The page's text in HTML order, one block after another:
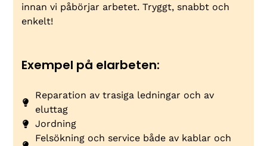
innan vi påbörjar arbetet. Tryggt, snabbt och
enkelt!
Exempel på elarbeten:
Reparation av trasiga ledningar och av
eluttag
Jordning
Felsökning och service både av kablar och